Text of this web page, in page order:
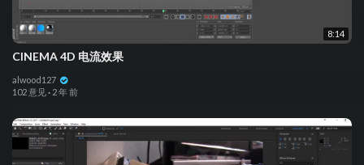
8:14
CINEMA 4D 电流效果
alwood127
102 意见· 2 年 前